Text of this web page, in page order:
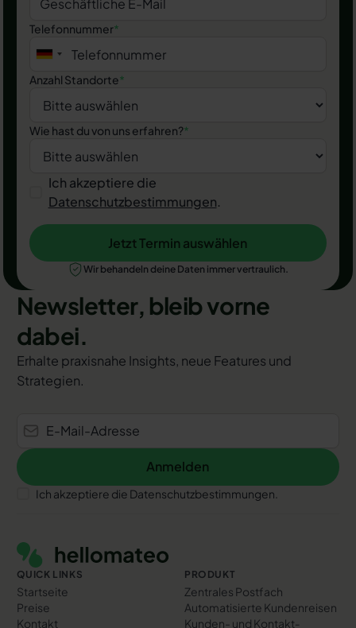
Telefonnummer*
Anzahl Standorte*
Wie hast du von uns erfahren?*
Ich akzeptiere die
Datenschutzbestimmungen.
Jetzt Termin auswählen
Jetzt Termin auswählen
Wir behandeln deine Daten immer vertraulich.
Newsletter, bleib vorne
dabei.
Erhalte praxisnahe Insights, neue Features und
Strategien.
Anmelden
Anmelden
Ich akzeptiere die Datenschutzbestimmungen.
QUICK LINKS
Startseite
Preise
Kontakt
PRODUKT
Zentrales Postfach
Automatisierte Kundenreisen
Kunden- und Kontakt­